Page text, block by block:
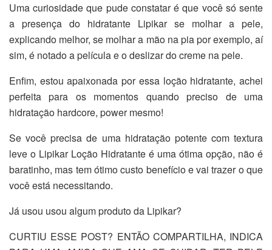
Uma curiosidade que pude constatar é que você só sente
a presença do hidratante Lipikar se molhar a pele,
explicando melhor, se molhar a mão na pia por exemplo, aí
sim, é notado a película e o deslizar do creme na pele.
Enfim, estou apaixonada por essa loção hidratante, achei
perfeita para os momentos quando preciso de uma
hidratação hardcore, power mesmo!
Se você precisa de uma hidratação potente com textura
leve o Lipikar Loção Hidratante é uma ótima opção, não é
baratinho, mas tem ótimo custo benefício e vai trazer o que
você está necessitando.
Já usou usou algum produto da Lipikar?
CURTIU ESSE POST? ENTÃO COMPARTILHA, INDICA